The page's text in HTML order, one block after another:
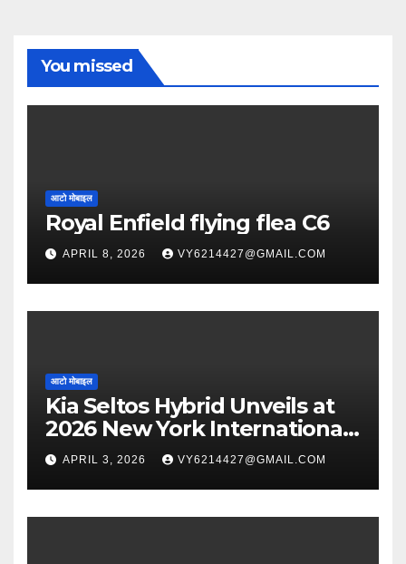
You missed
आटो मोबाइल
Royal Enfield flying flea C6
APRIL 8, 2026 VY6214427@GMAIL.COM
आटो मोबाइल
Kia Seltos Hybrid Unveils at
2026 New York International
Auto Show
APRIL 3, 2026 VY6214427@GMAIL.COM